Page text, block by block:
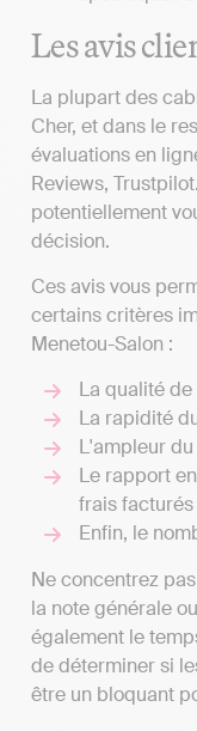
Les avis
La plupart des
Cher, et dans le
évaluations en
Reviews,
potentiellement
décision.
Ces avis vous
certains critères
Menetou-Salon :
La qualité
La rapidité
L'ampleur
Le rapport
frais facturés
Enfin, le
Ne concentrez
la note générale
également le
de déterminer si
être un bloquant